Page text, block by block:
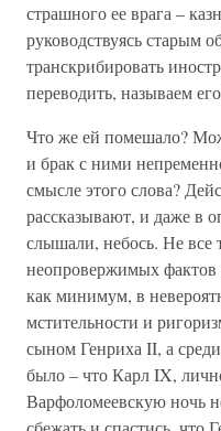
страшного ее врага –
руководствуясь старым
транскрибировать
переводить, называем
Что же ей помешало?
и брак с ними
смысле этого слова?
рассказывают, и даже в
слышали, небось. Не все
неопровержимых фактов
как минимум, в
мстительности и
сыном Генриха II, а
было – что Карл IX,
Варфоломеевскую ночь